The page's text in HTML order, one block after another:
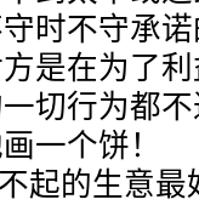
时不守承
是在为了
切行为都
画一个饼
起的生意